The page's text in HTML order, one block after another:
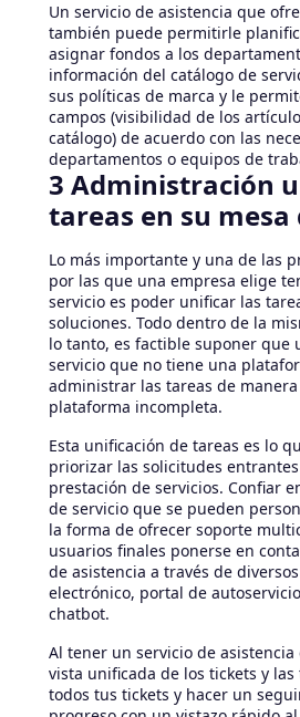
Un servicio de asistencia que
también puede permitirle
asignar fondos a los
información del catálogo de
sus políticas de marca y le
campos (visibilidad de los
catálogo) de acuerdo con las
departamentos o equipos de
3 Administración
tareas en su mesa
Lo más importante y una de las
por las que una empresa elige
servicio es poder unificar las
soluciones. Todo dentro de la
lo tanto, es factible suponer que
servicio que no tiene una
administrar las tareas de
plataforma incompleta.
Esta unificación de tareas es lo
priorizar las solicitudes
prestación de servicios. Confiar
de servicio que se pueden
la forma de ofrecer soporte
usuarios finales ponerse en
de asistencia a través de
electrónico, portal de
chatbot.
Al tener un servicio de
vista unificada de los tickets y
todos tus tickets y hacer un